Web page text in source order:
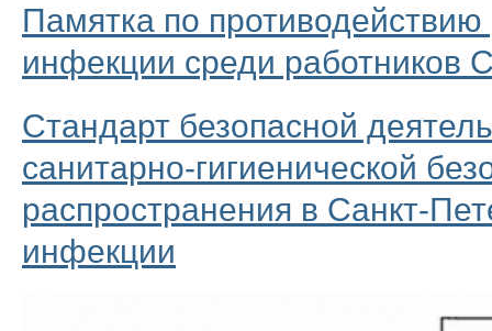
Памятка по
инфекции среди
Стандарт безопасной
санитарно-гигиенической
распространения в Санкт-
инфекции